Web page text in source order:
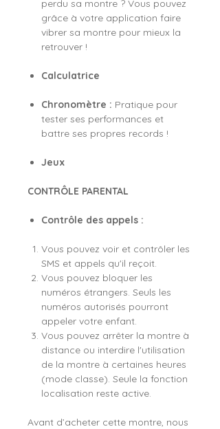
perdu sa montre ? Vous pouvez
grâce à votre application faire
vibrer sa montre pour mieux la
retrouver !
Calculatrice
Chronomètre : Pratique pour
tester ses performances et
battre ses propres records !
Jeux
CONTRÔLE PARENTAL
Contrôle des appels :
Vous pouvez voir et contrôler les
SMS et appels qu'il reçoit.
Vous pouvez bloquer les
numéros étrangers. Seuls les
numéros autorisés pourront
appeler votre enfant.
Vous pouvez arrêter la montre à
distance ou interdire l'utilisation
de la montre à certaines heures
(mode classe). Seule la fonction
localisation reste active.
Avant d’acheter cette montre, nous